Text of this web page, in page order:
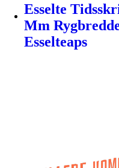
Esselte
Mm
Esselteaps